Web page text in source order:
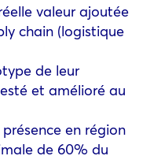
valeur ajoutée
chain (logistique
de leur
et amélioré au
en région
de 60% du